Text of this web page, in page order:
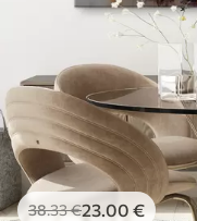
38.33€23.00 €